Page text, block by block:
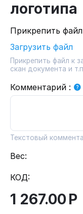
логотипа
Прикрепить файл
Загрузить файл
Прикрепить файл к
скан документа и
Комментарий :
Текстовый
Вес:
КОД:
1 267.00Р